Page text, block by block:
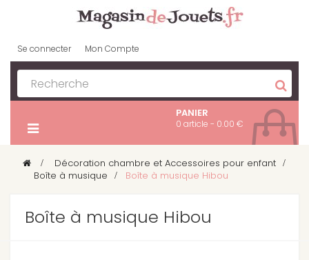
Se connecter Mon Compte
PANIER
0 article - 0.00 €
>
Décoration chambre et Accessoires pour enfant
Boîte à musique > Boîte à musique Hibou
Boîte à musique Hibou